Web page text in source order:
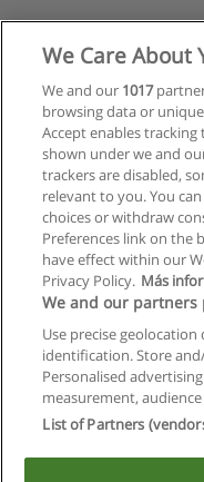
In
Copyright ©
We Care About
We and our 1017
browsing data or
Accept enables
shown under we and
trackers are disabled,
relevant to you. You
choices or withdraw
Preferences link on the
have effect within our
Privacy Policy. Más
We and our partners
Use precise
identification. Store
Personalised
measurement,
List of Partners